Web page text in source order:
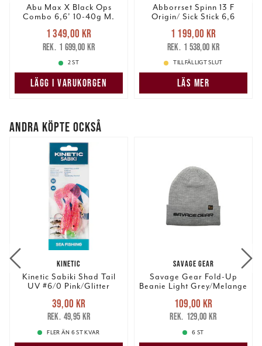
Abu Max X Black Ops
Combo 6,6' 10-40g M.
Nuvarande pris
1 349,00 krTidigare pris
1 699,00 kr
1 349,00 kr
1 699,00 kr
2 ST
LÄGG I VARUKORGEN
Abborrset Spinn 13 F
Origin/ Sick Stick 6,6
Nuvarande pris
1 199,00 krTidigare pris
1 538,00 kr
1 199,00 kr
1 538,00 kr
TILLFÄLLIGT SLUT
LÄS MER
ANDRA KÖPTE OCKSÅ
KINETIC
Kinetic Sabiki Shad Tail
UV #6/0 Pink/Glitter
Nuvarande pris
39,00 krTidigare pris
49,95 kr
39,00 kr
49,95 kr
FLER ÄN 6 ST KVAR
SAVAGE GEAR
Savage Gear Fold-Up
Beanie Light Grey/Melange
Nuvarande pris
109,00 krTidigare pris
129,00 kr
109,00 kr
129,00 kr
6 ST